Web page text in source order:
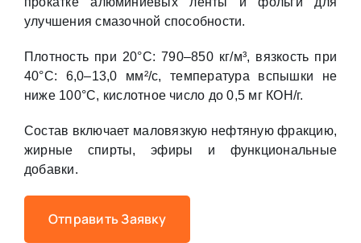
улучшения смазочной способности.
Плотность при 20°С: 790–850 кг/м³, вязкость при
40°С: 6,0–13,0 мм²/с, температура вспышки не
ниже 100°С, кислотное число до 0,5 мг КОН/г.
Состав включает маловязкую нефтяную фракцию,
жирные спирты, эфиры и функциональные
добавки.
Отправить Заявку